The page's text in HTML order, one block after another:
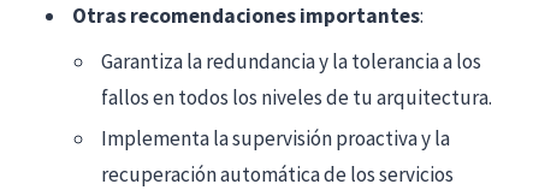
Otras recomendaciones importantes:
Garantiza la redundancia y la tolerancia a los
fallos en todos los niveles de tu arquitectura.
Implementa la supervisión proactiva y la
recuperación automática de los servicios